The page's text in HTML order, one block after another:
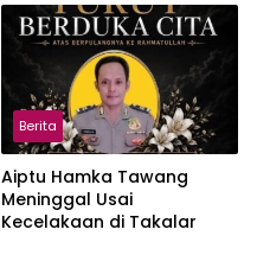
Berita
Aiptu Hamka Tawang
Meninggal Usai
Kecelakaan di Takalar